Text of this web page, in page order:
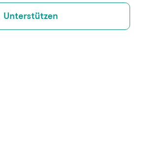
Unterstützen